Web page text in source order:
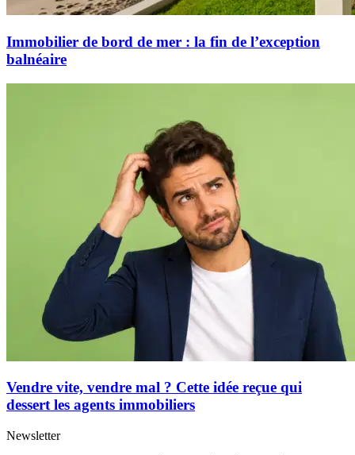
Immobilier de bord de mer : la fin de l’exception
balnéaire
Vendre vite, vendre mal ? Cette idée reçue qui
dessert les agents immobiliers
Newsletter